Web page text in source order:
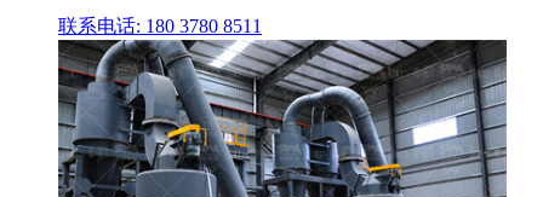
联系电话: 180 3780 8511